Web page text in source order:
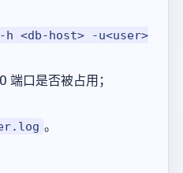
h <db-host> -u<user>
口是否被占用；
。